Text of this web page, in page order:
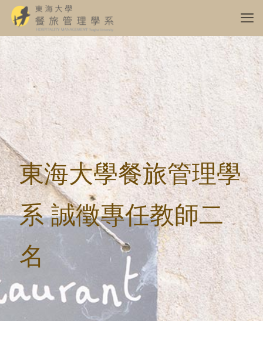
東海大學餐旅管理學
系 誠徵專任教師二
名